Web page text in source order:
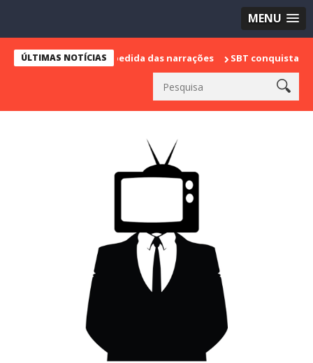
MENU
ÚLTIMAS NOTÍCIAS
sua despedida das narrações SBT conquista a vice